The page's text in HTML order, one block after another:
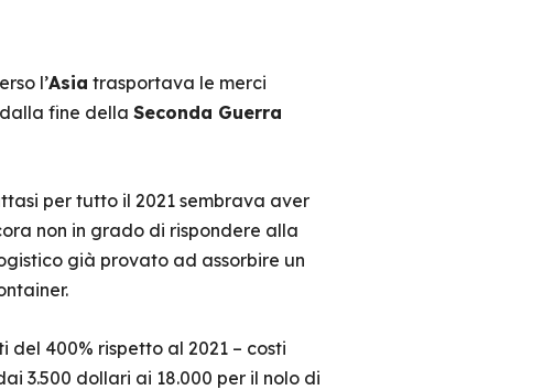
l’Asia trasportava le merci
fine della Seconda Guerra
per tutto il 2021 sembrava aver
non in grado di rispondere alla
già provato ad assorbire un
del 400% rispetto al 2021 – costi
3.500 dollari ai 18.000 per il nolo di